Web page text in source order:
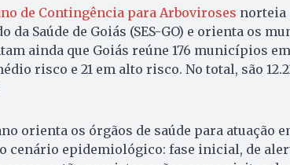
de Contingência para Arboviroses norteia
da Saúde de Goiás (SES-GO) e orienta os
ainda que Goiás reúne 176 municípios
risco e 21 em alto risco. No total, são
orienta os órgãos de saúde para atuação
cenário epidemiológico: fase inicial, de